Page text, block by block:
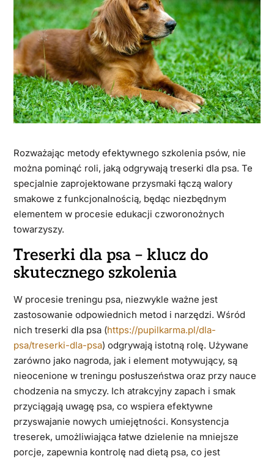
Rozważając metody efektywnego szkolenia psów, nie
można pominąć roli, jaką odgrywają treserki dla psa. Te
specjalnie zaprojektowane przysmaki łączą walory
smakowe z funkcjonalnością, będąc niezbędnym
elementem w procesie edukacji czworonożnych
towarzyszy.
Treserki dla psa – klucz do
skutecznego szkolenia
W procesie treningu psa, niezwykle ważne jest
zastosowanie odpowiednich metod i narzędzi. Wśród
nich treserki dla psa (https://pupilkarma.pl/dla-
psa/treserki-dla-psa) odgrywają istotną rolę. Używane
zarówno jako nagroda, jak i element motywujący, są
nieocenione w treningu posłuszeństwa oraz przy nauce
chodzenia na smyczy. Ich atrakcyjny zapach i smak
przyciągają uwagę psa, co wspiera efektywne
przyswajanie nowych umiejętności. Konsystencja
treserek, umożliwiająca łatwe dzielenie na mniejsze
porcje, zapewnia kontrolę nad dietą psa, co jest